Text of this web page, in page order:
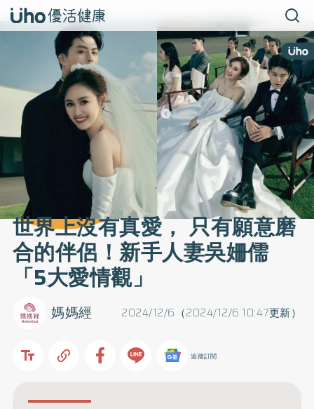
世界上沒有真愛， 只有願意磨
合的伴侶！新手人妻吳姍儒
「5大愛情觀」
2024/12/6（2024/12/6 10:47更新）
媽媽經
追蹤訂閱